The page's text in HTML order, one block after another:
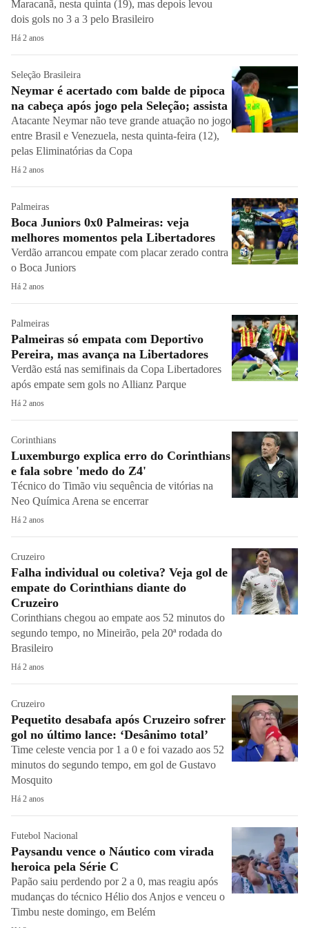
Maracanã, nesta quinta (19), mas depois levou
dois gols no 3 a 3 pelo Brasileiro
Há 2 anos
Seleção Brasileira
Neymar é acertado com balde de pipoca
na cabeça após jogo pela Seleção; assista
Atacante Neymar não teve grande atuação no jogo
entre Brasil e Venezuela, nesta quinta-feira (12),
pelas Eliminatórias da Copa
Há 2 anos
Palmeiras
Boca Juniors 0x0 Palmeiras: veja
melhores momentos pela Libertadores
Verdão arrancou empate com placar zerado contra
o Boca Juniors
Há 2 anos
Palmeiras
Palmeiras só empata com Deportivo
Pereira, mas avança na Libertadores
Verdão está nas semifinais da Copa Libertadores
após empate sem gols no Allianz Parque
Há 2 anos
Corinthians
Luxemburgo explica erro do Corinthians
e fala sobre 'medo do Z4'
Técnico do Timão viu sequência de vitórias na
Neo Química Arena se encerrar
Há 2 anos
Cruzeiro
Falha individual ou coletiva? Veja gol de
empate do Corinthians diante do
Cruzeiro
Corinthians chegou ao empate aos 52 minutos do
segundo tempo, no Mineirão, pela 20ª rodada do
Brasileiro
Há 2 anos
Cruzeiro
Pequetito desabafa após Cruzeiro sofrer
gol no último lance: ‘Desânimo total’
Time celeste vencia por 1 a 0 e foi vazado aos 52
minutos do segundo tempo, em gol de Gustavo
Mosquito
Há 2 anos
Futebol Nacional
Paysandu vence o Náutico com virada
heroica pela Série C
Papão saiu perdendo por 2 a 0, mas reagiu após
mudanças do técnico Hélio dos Anjos e venceu o
Timbu neste domingo, em Belém